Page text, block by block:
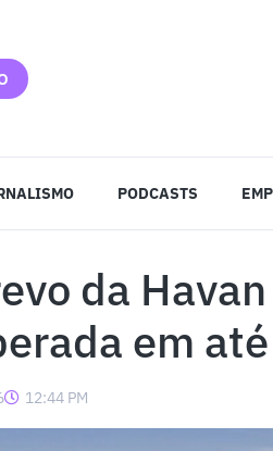
PODCASTS
da
em
12:44 PM